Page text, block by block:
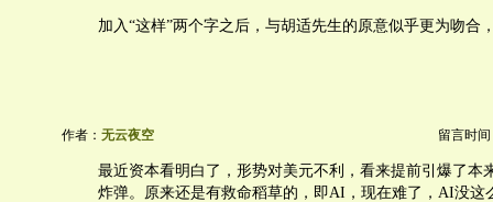
加入“这样”两个字之后，与胡适先生的原意似乎更为吻合
作者： 无云夜空 留言时间
最近资本看明白了，形势对美元不利，看来提前引爆了本
炸弹。原来还是有救命稻草的，即AI，现在难了，AI没这